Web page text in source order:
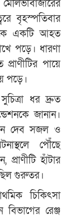
বৃহস্পতিবার
একটি আহত
পড়ে। ধারণা
পায়ে
পড়ে।
ধর দ্রুত
জানান।
দেব সজল ও
পৌঁছে
হাঁটার
গুরুতর।
চিকিৎসা
বিভাগের রেঞ্জ